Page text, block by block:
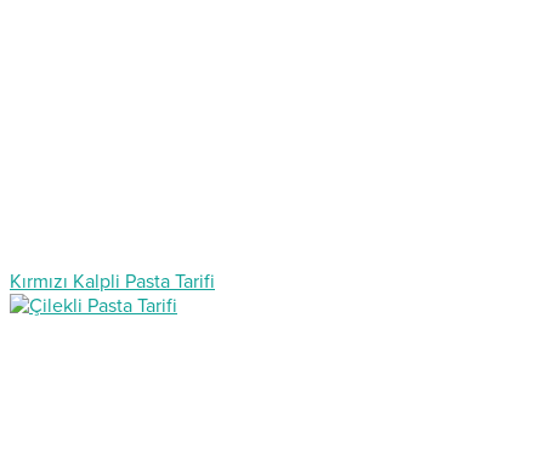
Kırmızı Kalpli Pasta Tarifi